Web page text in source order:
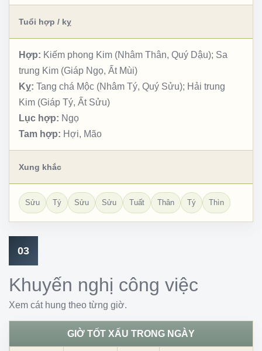
Tuổi hợp / kỵ
Hợp: Kiếm phong Kim (Nhâm Thân, Quý Dậu); Sa
trung Kim (Giáp Ngọ, Ất Mùi)
Kỵ: Tang chá Mộc (Nhâm Tý, Quý Sửu); Hải trung
Kim (Giáp Tý, Ất Sửu)
Lục hợp: Ngọ
Tam hợp: Hợi, Mão
Xung khắc
Sửu Tý Sửu Sửu Tuất Thân Tý Thìn
03
Khuyến nghị công việc
Xem cát hung theo từng giờ.
GIỜ TỐT XẤU TRONG NGÀY